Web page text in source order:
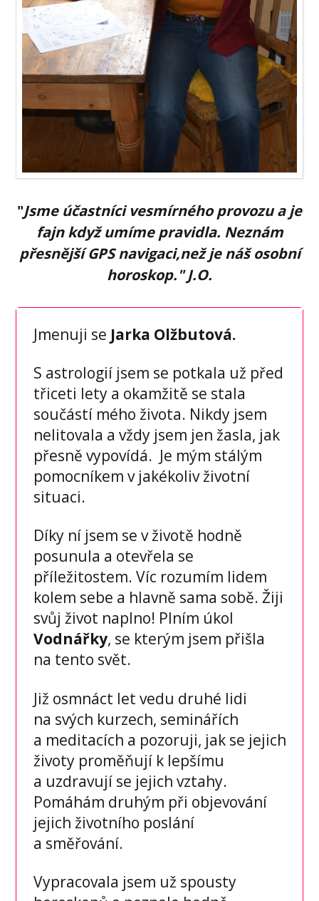
"Jsme účastníci vesmírného provozu a je
fajn když umíme pravidla. Neznám
přesnější GPS navigaci,než je náš osobní
horoskop." J.O.
Jmenuji se Jarka Olžbutová.
S astrologií jsem se potkala už před
třiceti lety a okamžitě se stala
součástí mého života. Nikdy jsem
nelitovala a vždy jsem jen žasla, jak
přesně vypovídá. Je mým stálým
pomocníkem v jakékoliv životní
situaci.
Díky ní jsem se v životě hodně
posunula a otevřela se
příležitostem. Víc rozumím lidem
kolem sebe a hlavně sama sobě. Žiji
svůj život naplno! Plním úkol
Vodnářky, se kterým jsem přišla
na tento svět.
Již osmnáct let vedu druhé lidi
na svých kurzech, seminářích
a meditacích a pozoruji, jak se jejich
životy proměňují k lepšímu
a uzdravují se jejich vztahy.
Pomáhám druhým při objevování
jejich životního poslání
a směřování.
Vypracovala jsem už spousty